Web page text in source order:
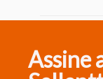
Assine